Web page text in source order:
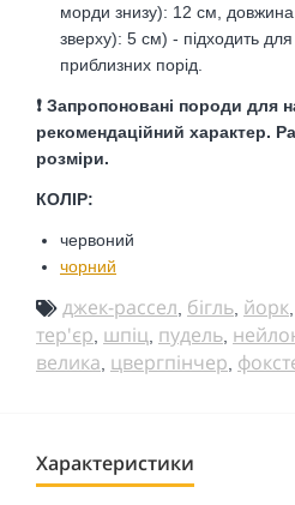
морди знизу): 12 см,
зверху): 5 см) - підходить
приблизних порід.
❗️ Запропоновані породи для
рекомендаційний характер.
розміри.
КОЛІР:
червоний
чорний
джек-рассел бігль йорк
тер'єр шпіц пудель
велика цвергпінчер
Характеристики